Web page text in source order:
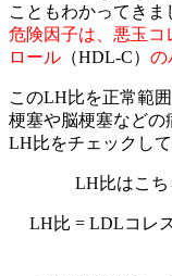
こともわかってきま
危険因子は、悪玉コ
ロール （HDL-C） の
このLH比を正常範
梗塞や脳梗塞などの
LH比をチェックして
LH比はこち
LH比 = LDLコレ